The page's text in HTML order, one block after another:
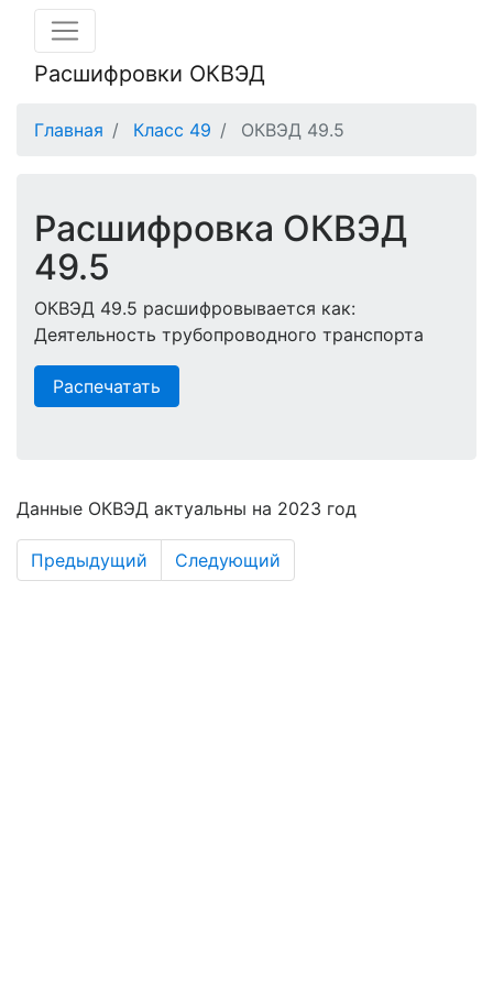
Расшифровки ОКВЭД
Главная Класс 49 ОКВЭД 49.5
Расшифровка ОКВЭД
49.5
ОКВЭД 49.5 расшифровывается как:
Деятельность трубопроводного транспорта
Распечатать
Данные ОКВЭД актуальны на 2023 год
Предыдущий Следующий